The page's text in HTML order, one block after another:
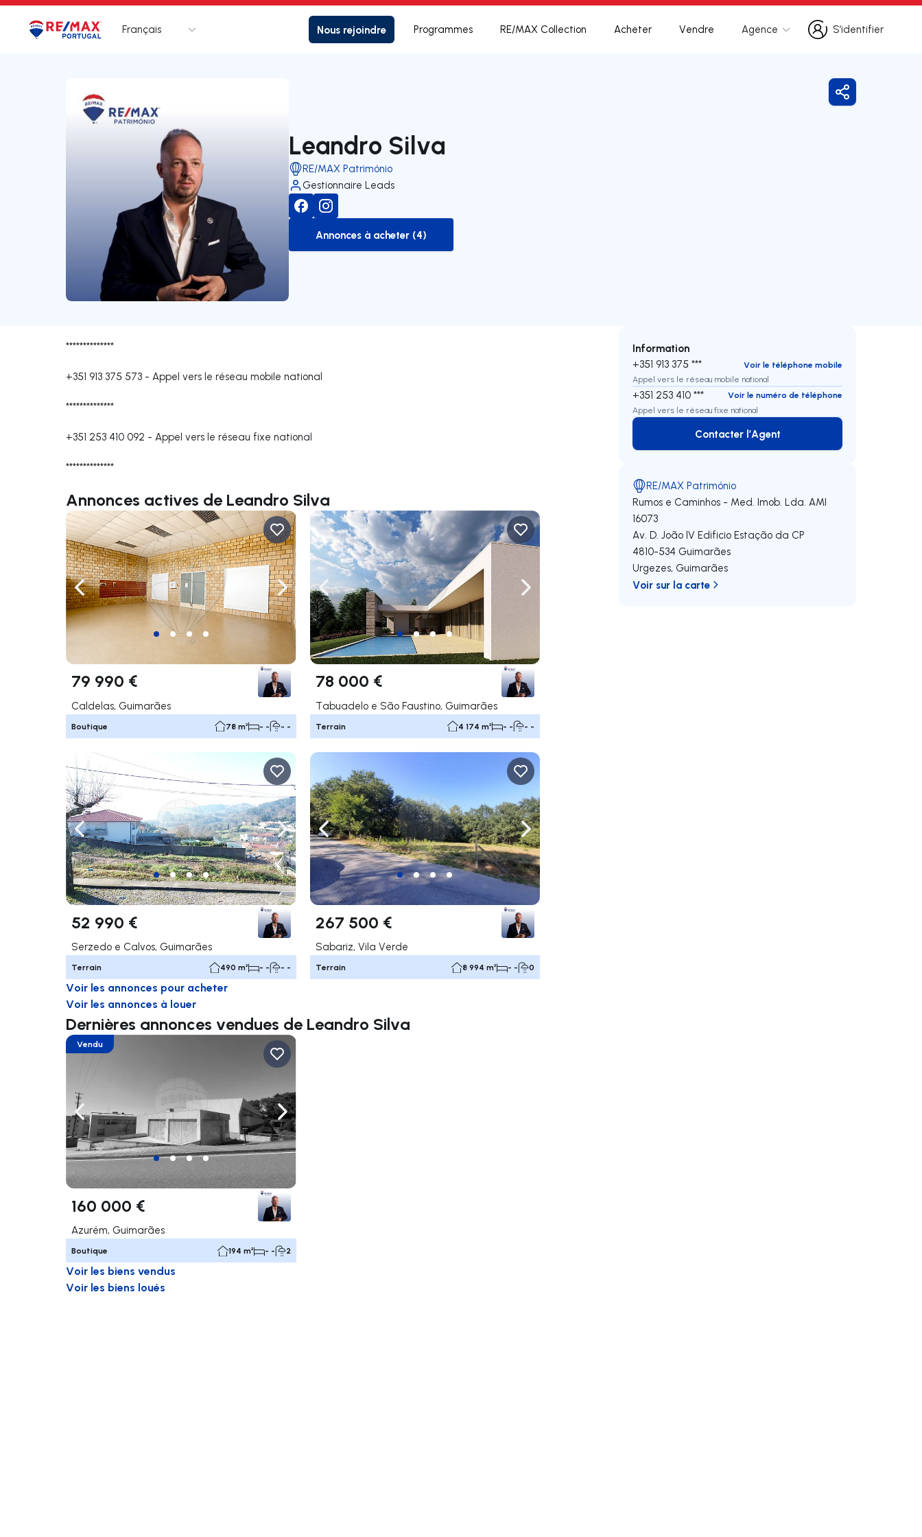
Logo Aller à la page d’accueil
Français Nous rejoindre Programmes RE/MAX Collection Acheter Vendre Agence
S’identifier
S’identifier
Leandro Silva
RE/MAX Património
Gestionnaire Leads
to-buy-listing
Annonces à acheter (4)
Partager
**************
+351 913 375 573 - Appel vers le réseau mobile national
**************
+351 253 410 092 - Appel vers le réseau fixe national
**************
Annonces actives de Leandro Silva
Naviguer vers la gauche Naviguer vers la droite
79 990 €
Caldelas, Guimarães
Boutique 78 m² - - - -
Naviguer vers la gauche Naviguer vers la droite
78 000 €
Tabuadelo e São Faustino, Guimarães
Terrain 4 174 m² - - - -
Naviguer vers la gauche Naviguer vers la droite
52 990 €
Serzedo e Calvos, Guimarães
Terrain 490 m² - - - -
Naviguer vers la gauche Naviguer vers la droite
267 500 €
Sabariz, Vila Verde
Terrain 8 994 m² - - 0
Voir les annonces pour acheter
Voir les annonces à louer
Dernières annonces vendues de Leandro Silva
Naviguer vers la gauche Naviguer vers la droite
Vendu
160 000 €
Azurém, Guimarães
Boutique 194 m² - - 2
Voir les biens vendus
Voir les biens loués
Information
+351 913 375 ***
Voir le téléphone mobile
Appel vers le réseau mobile national
+351 253 410 ***
Voir le numéro de téléphone
Appel vers le réseau fixe national
Contacter l’Agent
Contacter l’Agent
RE/MAX Património
Rumos e Caminhos - Med. Imob. Lda.AMI
16073
Av. D. João lV Edificio Estação da CP
4810-534 Guimarães
Urgezes, Guimarães
Voir sur la carte